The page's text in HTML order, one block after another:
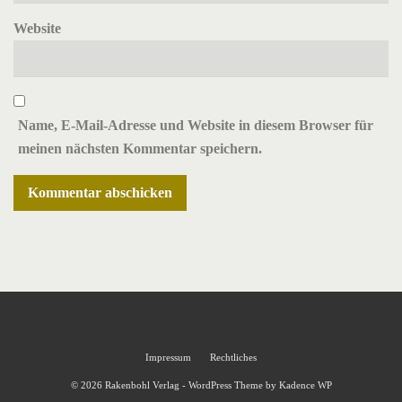
Website
Name, E-Mail-Adresse und Website in diesem Browser für
meinen nächsten Kommentar speichern.
Impressum Rechtliches
© 2026 Rakenbohl Verlag - WordPress Theme by Kadence WP